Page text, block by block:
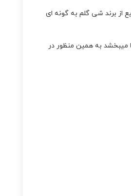
برند شی گلم به گونه ای
میبخشد به همین منظور در